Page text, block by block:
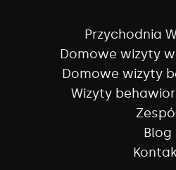
Przychodnia
Domowe wizyty
Domowe wizyty
Wizyty
Blog